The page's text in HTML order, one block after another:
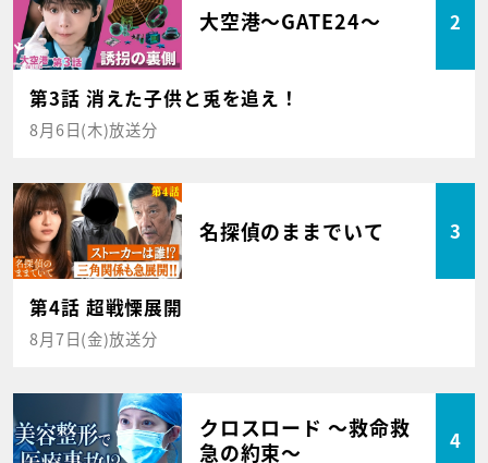
大空港～GATE24～ 2
第3話 消えた子供と兎を追え！
8月6日(木)放送分
名探偵のままでいて 3
第4話 超戦慄展開
8月7日(金)放送分
クロスロード ～救命救
急の約束～
4